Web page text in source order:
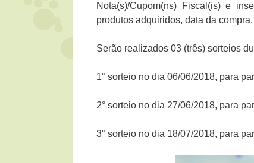
Nota(s)/Cupom(ns) Fiscal(is) e
produtos adquiridos, data da
Serão realizados 03 (três) sorteios
1° sorteio no dia 06/06/2018, para
2° sorteio no dia 27/06/2018, para
3° sorteio no dia 18/07/2018, para